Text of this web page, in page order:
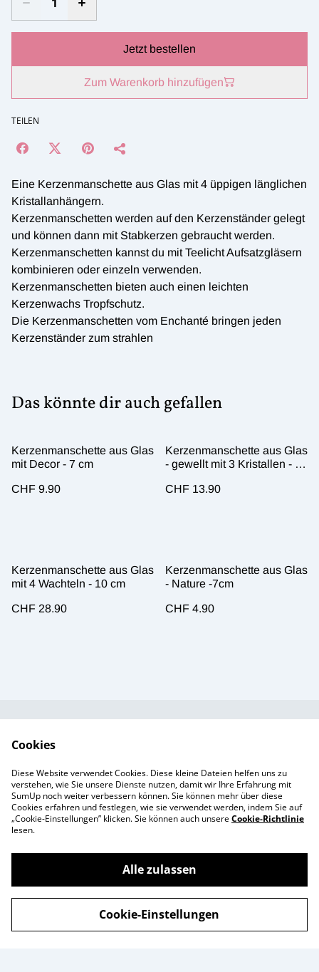
Jetzt bestellen
Zum Warenkorb hinzufügen
TEILEN
Eine Kerzenmanschette aus Glas mit 4 üppigen länglichen
Kristallanhängern.
Kerzenmanschetten werden auf den Kerzenständer gelegt
und können dann mit Stabkerzen gebraucht werden.
Kerzenmanschetten kannst du mit Teelicht Aufsatzgläsern
kombinieren oder einzeln verwenden.
Kerzenmanschetten bieten auch einen leichten
Kerzenwachs Tropfschutz.
Die Kerzenmanschetten vom Enchanté bringen jeden
Kerzenständer zum strahlen
Das könnte dir auch gefallen
Kerzenmanschette aus Glas
mit Decor - 7 cm
CHF 9.90
Kerzenmanschette aus Glas
- gewellt mit 3 Kristallen - 8
CHF 13.90
Kerzenmanschette aus Glas
mit 4 Wachteln - 10 cm
CHF 28.90
Kerzenmanschette aus Glas
- Nature -7cm
CHF 4.90
Öffnungszeiten
Impressum
Cookie-Richtlinie
Produkte
Enchanté Store - Thun
Cookies
Diese Website verwendet Cookies. Diese kleine Dateien helfen uns zu
verstehen, wie Sie unsere Dienste nutzen, damit wir Ihre Erfahrung mit
SumUp noch weiter verbessern können. Sie können mehr über diese
Cookies erfahren und festlegen, wie sie verwendet werden, indem Sie auf
„Cookie-Einstellungen” klicken. Sie können auch unsereCookie-Richtlinie
lesen.
Alle zulassen
Cookie-Einstellungen